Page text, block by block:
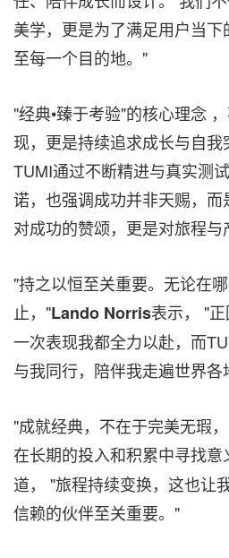
美学，更是为了满足用户当
至每一个目的地。"
"经典•臻于考验"的核心理念
现，更是持续追求成长与自
TUMI通过不断精进与真实测
诺，也强调成功并非天赐，
对成功的赞颂，更是对旅程与
"持之以恒至关重要。无论在
止，"Lando Norris表示， "
一次表现我都全力以赴，而
与我同行，陪伴我走遍世界各
"成就经典，不在于完美无瑕
在长期的投入和积累中寻找意
道， "旅程持续变换，这也让
信赖的伙伴至关重要。"